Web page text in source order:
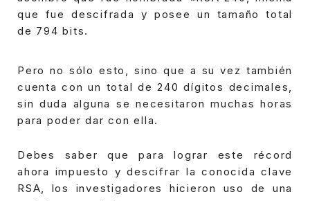
que fue descifrada y posee un tamaño total
de 794 bits.
Pero no sólo esto, sino que a su vez también
cuenta con un total de 240 dígitos decimales,
sin duda alguna se necesitaron muchas horas
para poder dar con ella.
Debes saber que para lograr este récord
ahora impuesto y descifrar la conocida clave
RSA, los investigadores hicieron uso de una